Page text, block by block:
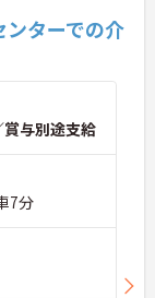
ンターでの介
与別途支給
7分